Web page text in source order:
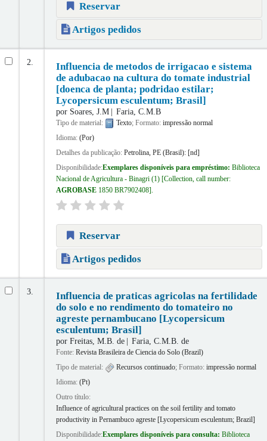
Reservar
Artigos pedidos
2.
Influencia de metodos de irrigacao e sistema
de adubacao na cultura do tomate industrial
[doenca de planta; podridao estilar;
Lycopersicum esculentum; Brasil]
por Soares, J.M Faria, C.M.B
Tipo de material: Texto; Formato: impressão normal
Idioma: (Por)
Detalhes da publicação: Petrolina, PE (Brasil): [nd]
Disponibilidade:Exemplares disponíveis para empréstimo: Biblioteca
Nacional de Agricultura - Binagri(1) Collection, call number:
AGROBASE 1850 BR7902408 .
Reservar
Artigos pedidos
3.
Influencia de praticas agricolas na fertilidade
do solo e no rendimento do tomateiro no
agreste pernambucano [Lycopersicum
esculentum; Brasil]
por Freitas, M.B. de Faria, C.M.B. de
Fonte: Revista Brasileira de Ciencia do Solo (Brazil)
Tipo de material:
Recursos continuado; Formato: impressão normal
Idioma: (Pt)
Outro título:
Influence of agricultural practices on the soil fertility and tomato
productivity in Pernambuco agreste [Lycopersicum esculentum; Brazil]
Disponibilidade:Exemplares disponíveis para consulta: Biblioteca